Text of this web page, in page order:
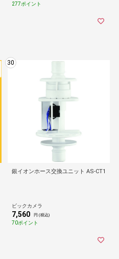
277ポイント
30
銀イオンホース交換ユニット AS-CT1
ビックカメラ
7,560 円 (税込)
70ポイント